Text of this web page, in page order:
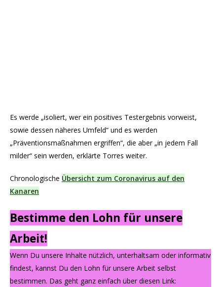
Es werde „isoliert, wer ein positives Testergebnis vorweist,
sowie dessen näheres Umfeld“ und es werden
„Präventionsmaßnahmen ergriffen“, die aber „in jedem Fall
milder“ sein werden, erklärte Torres weiter.
Chronologische Übersicht zum Coronavirus auf den
Kanaren
Bestimme den Lohn für unsere
Arbeit!
Wenn Du unsere Inhalte nützlich, unterhaltsam oder informativ
findest, kannst Du den Lohn für unsere Arbeit selbst
bestimmen. Das geht ganz einfach über diesen Link: